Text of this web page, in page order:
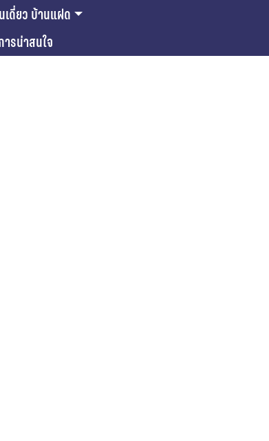
เดี่ยว บ้านแฝด
ารน่าสนใจ